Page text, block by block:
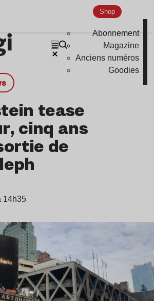
Shop
Abonnement
Magazine
Anciens numéros
Goodies
tease
cinq ans
de
14h35